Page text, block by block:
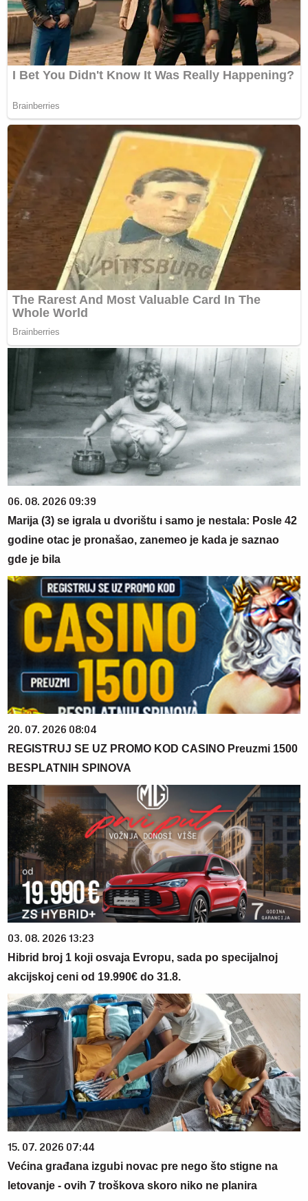
06. 08. 2026 09:39
Marija (3) se igrala u dvorištu i samo je nestala: Posle 42
godine otac je pronašao, zanemeo je kada je saznao
gde je bila
20. 07. 2026 08:04
REGISTRUJ SE UZ PROMO KOD CASINO Preuzmi 1500
BESPLATNIH SPINOVA
03. 08. 2026 13:23
Hibrid broj 1 koji osvaja Evropu, sada po specijalnoj
akcijskoj ceni od 19.990€ do 31.8.
15. 07. 2026 07:44
Većina građana izgubi novac pre nego što stigne na
letovanje - ovih 7 troškova skoro niko ne planira